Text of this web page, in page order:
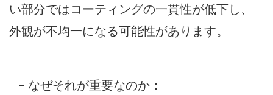
い部分ではコーティングの一貫性が低下し、
外観が不均一になる可能性があります。
- なぜそれが重要なのか：